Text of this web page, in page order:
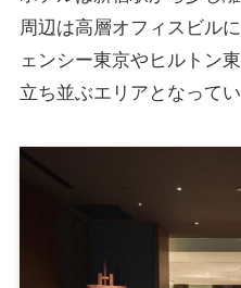
周辺は高層オフィスビル
ェンシー東京やヒルトン
立ち並ぶエリアとなってい